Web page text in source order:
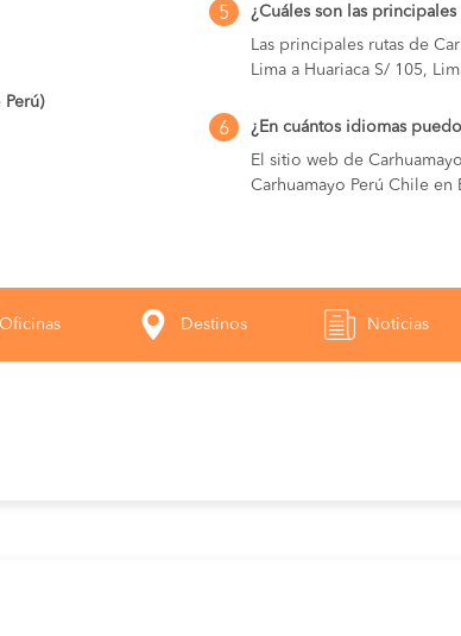
09:20 PM horas
09:20 PM horas
5
¿Cuáles son las
Las principales rutas de
Lima a Huariaca S/ 105,
6
¿En cuántos idiomas
El sitio web de
Carhuamayo Perú Chile en
Oficinas Destinos Noticias